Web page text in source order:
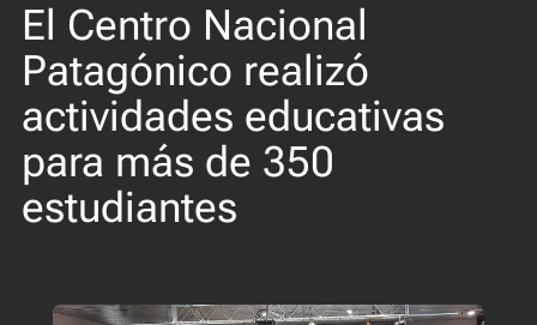
El Centro Nacional
Patagónico realizó
actividades educativas
para más de 350
estudiantes